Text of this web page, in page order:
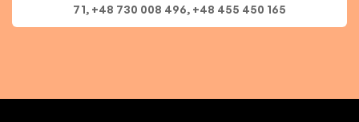
71, +48 730 008 496, +48 455 450 165